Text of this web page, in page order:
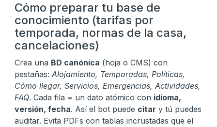
Cómo preparar tu base de
conocimiento (tarifas por
temporada, normas de la casa,
cancelaciones)
Crea una BD canónica (hoja o CMS) con
pestañas: Alojamiento, Temporadas, Políticas,
Cómo llegar, Servicios, Emergencias, Actividades,
FAQ. Cada fila = un dato atómico con idioma,
versión, fecha. Así el bot puede citar y tú puedes
auditar. Evita PDFs con tablas incrustadas que el